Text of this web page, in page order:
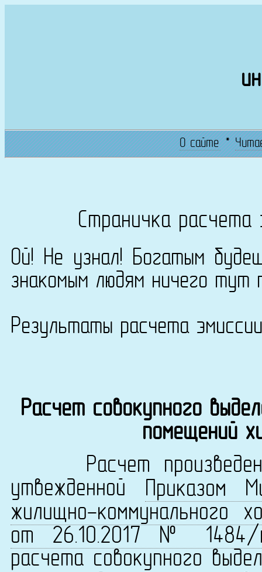
О сайте*
Страничка
Ой! Не узнал! Богатым
знакомым людям ничего тут
Результаты расчета
Расчет совокупного
помещений
Расчет произведен
утвежденной Приказом
жилищно-коммунального
от 26.10.2017 № 1484/
расчета совокупного